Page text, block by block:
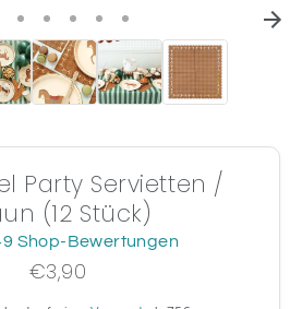
Party Servietten /
(12 Stück)
Shop-Bewertungen
€3,90